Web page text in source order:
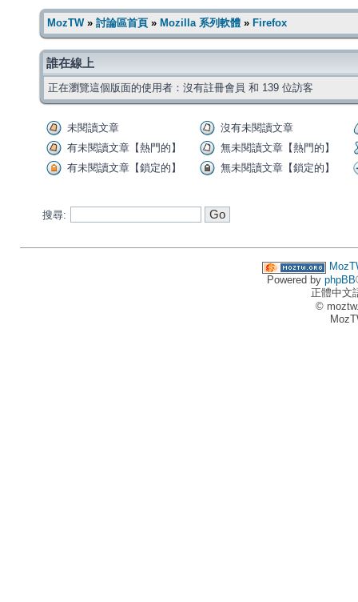
MozTW» 討論區首頁 » Mozilla 系列軟體 » Firefox
誰在線上
正在瀏覽這個版面的使用者：沒有註冊會員 和 139 位訪客
未閱讀文章
沒有未閱讀文章
有未閱讀文章【熱門的】
無未閱讀文章【熱門的】
有未閱讀文章【鎖定的】
無未閱讀文章【鎖定的】
搜尋:
Powered by phpBB
正體中文
©